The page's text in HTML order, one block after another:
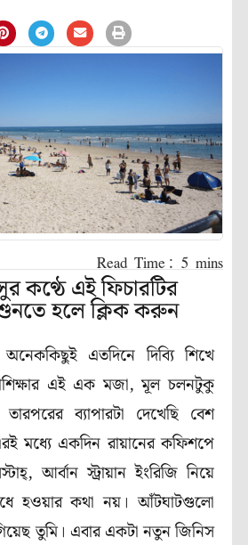
কণ্ঠে এই ফিচারটির
হলে ক্লিক করুন
অনেককিছুই এতদিনে দিব্যি শিখে
এই এক মজা, মূল চলনটুকু
ব্যাপারটা দেখেছি বেশ
মধ্যে একদিন রায়ানের কফিশপে
আর্বান স্ট্রায়ান ইংরিজি নিয়ে
হওয়ার কথা নয়। আঁটঘাটগুলো
তুমি। এবার একটা নতুন জিনিস